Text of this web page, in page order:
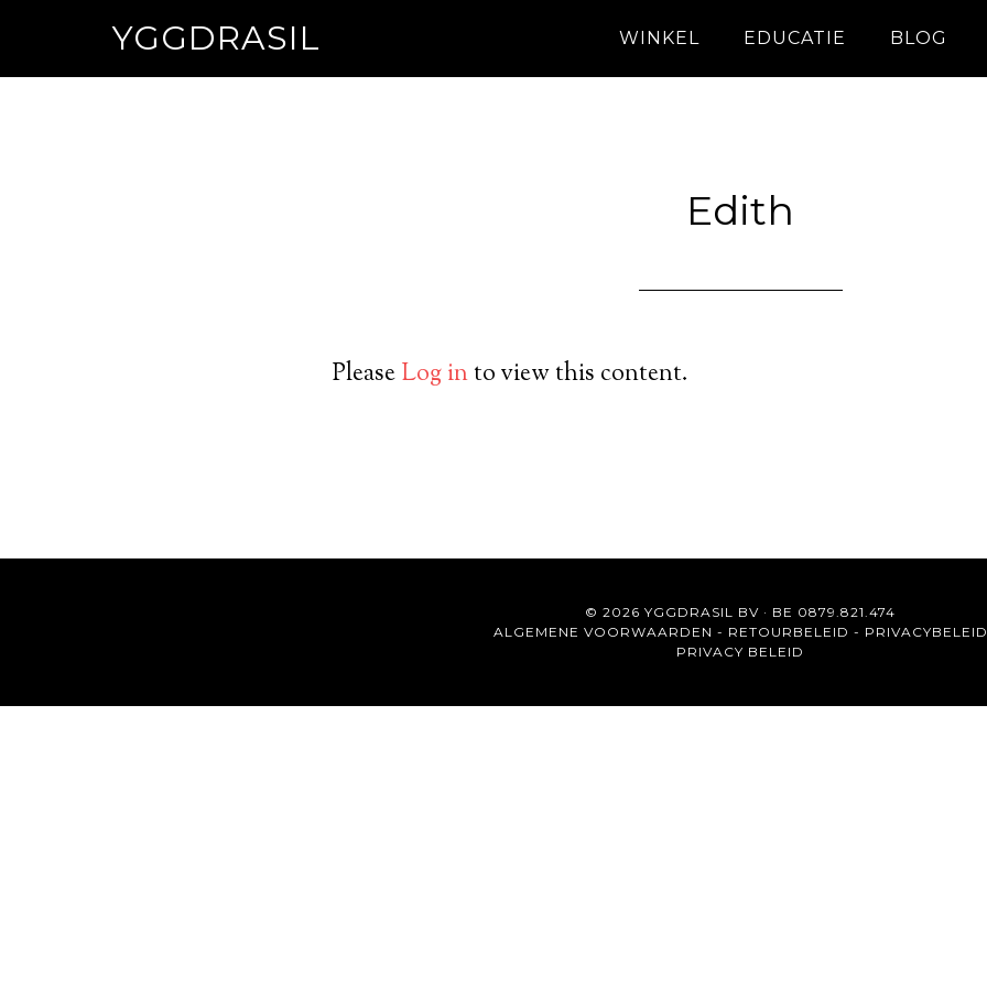
YGGDRASIL WINKEL EDUCATIE BLOG
Edith
PleaseLog into view this content.
© 2026 YGGDRASIL BV · BE 0879.821.474
ALGEMENE VOORWAARDEN - RETOURBELEID - PRIVACYBELEID
PRIVACY BELEID